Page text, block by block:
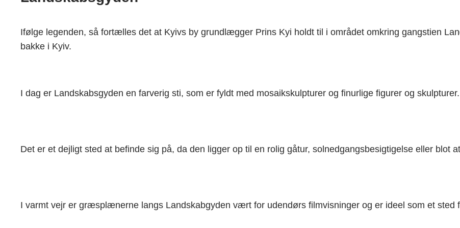
Ifølge legenden, så fortælles det at Kyivs by grundlægger Prins Kyi holdt til i området omkring gangstien
bakke i Kyiv.
I dag er Landskabsgyden en farverig sti, som er fyldt med mosaikskulpturer og finurlige figurer og skulpturer.
Det er et dejligt sted at befinde sig på, da den ligger op til en rolig gåtur, solnedgangsbesigtigelse eller blot
I varmt vejr er græsplænerne langs Landskabgyden vært for udendørs filmvisninger og er ideel som et sted